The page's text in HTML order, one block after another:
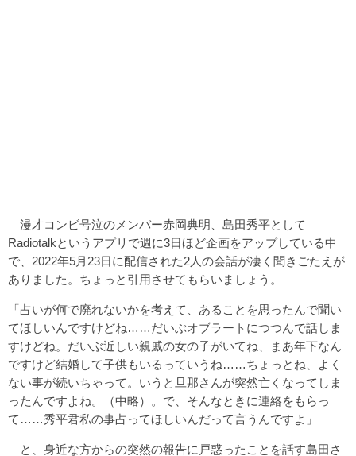
漫才コンビ号泣のメンバー赤岡典明、島田秀平として
Radiotalkというアプリで週に3日ほど企画をアップしている中
で、2022年5月23日に配信された2人の会話が凄く聞きごたえが
ありました。ちょっと引用させてもらいましょう。
「占いが何で廃れないかを考えて、あることを思ったんで聞い
てほしいんですけどね……だいぶオブラートにつつんで話しま
すけどね。だいぶ近しい親戚の女の子がいてね、まあ年下なん
ですけど結婚して子供もいるっていうね……ちょっとね、よく
ない事が続いちゃって。いうと旦那さんが突然亡くなってしま
ったんですよね。（中略）。で、そんなときに連絡をもらっ
て……秀平君私の事占ってほしいんだって言うんですよ」
と、身近な方からの突然の報告に戸惑ったことを話す島田さ